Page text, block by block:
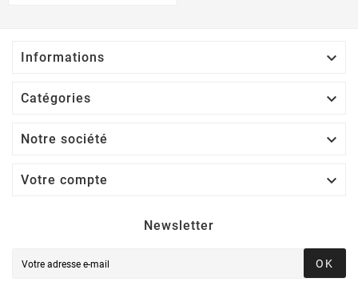
Informations 
Catégories 
Notre société 
Votre compte 
Newsletter
OK